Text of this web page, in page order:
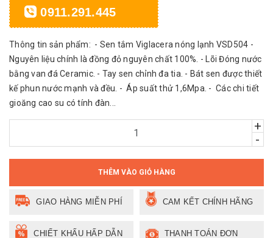
0911.291.445
Thông tin sản phẩm: - Sen tắm Viglacera nóng lạnh VSD504 -
Nguyên liệu chính là đồng đỏ nguyên chất 100%. - Lõi Đóng nước
bằng van đá Ceramic. - Tay sen chỉnh đa tia. - Bát sen được thiết
kế phun nước mạnh và đều. - Áp suất thử 1,6Mpa. - Các chi tiết
gioăng cao su có tính đàn...
+
-
THÊM VÀO GIỎ HÀNG
GIAO HÀNG MIỄN PHÍ CAM KẾT CHÍNH HÃNG
CHIẾT KHẤU HẤP DẪN THANH TOÁN ĐƠN